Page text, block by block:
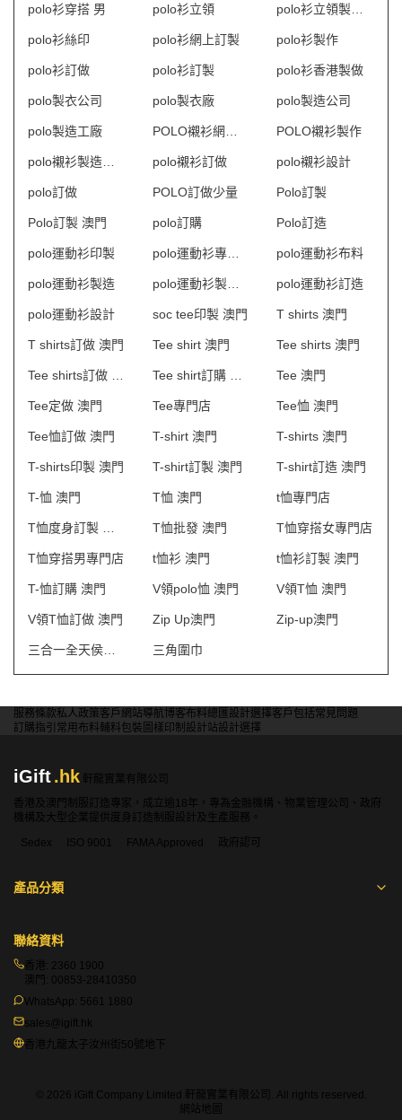
polo衫穿搭 男 polo衫立領
polo衫絲印 polo衫網上訂製 polo衫製作
polo衫訂做 polo衫訂製 polo衫香港製做
polo製衣公司 polo製衣廠 polo製造公司
polo製造工廠 POLO襯衫製作
polo襯衫訂做 polo襯衫設計
polo訂做 POLO訂做少量 Polo訂製
Polo訂製 澳門 polo訂購 Polo訂造
polo運動衫印製 polo運動衫專門店 polo運動衫布料
polo運動衫製造 polo運動衫製造商香港 polo運動衫訂造
polo運動衫設計 soc tee印製 澳門 T shirts 澳門
T shirts訂做 澳門 Tee shirt 澳門 Tee shirts 澳門
Tee 澳門
Tee定做 澳門 Tee專門店 Tee恤 澳門
Tee恤訂做 澳門 T-shirt 澳門 T-shirts 澳門
T-shirts印製 澳門 T-shirt訂製 澳門 T-shirt訂造 澳門
T-恤 澳門 T恤 澳門 t恤專門店
T恤批發 澳門 T恤穿搭女專門店
T恤穿搭男專門店 t恤衫 澳門 t恤衫訂製 澳門
T-恤訂購 澳門 V領polo恤 澳門 V領T恤 澳門
V領T恤訂做 澳門 Zip Up澳門 Zip-up澳門
三角圍巾
服務條款私人政策客戶 網站導航博客布料總匯設計選擇客戶包括常見問題
訂購指引 常用布料輔料包裝 圖樣印制 設計站設計選擇
iGift.hk
軒龍實業有限公司
香港及澳門制服訂造專家，成立逾18年，專為金融機構、物業管理公司、政府
機構及大型企業提供度身訂造制服設計及生產服務。
Sedex
ISO 9001 FAMA Approved 政府認可
產品分類
聯絡資料
香港: 2360 1900
澳門: 00853-28410350
WhatsApp: 5661 1880
sales@igift.hk
香港九龍太子汝州街50號地下
© 2026 iGift Company Limited 軒龍實業有限公司. All rights reserved.
網站地圖